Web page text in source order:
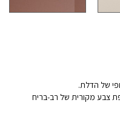
של הדלת.
צבע מקורית של רב-בריח